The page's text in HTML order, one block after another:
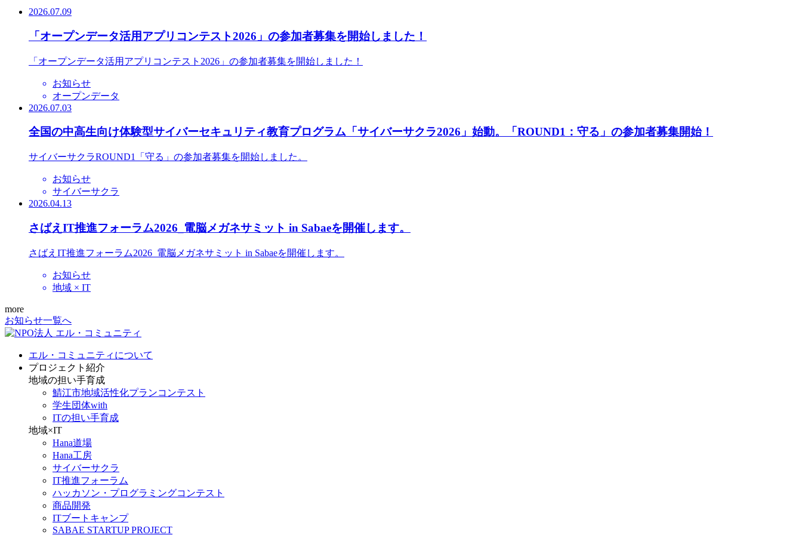
2026.07.09
「オープンデータ活用アプリコンテスト2026」の参加者募集を開始しました！
「オープンデータ活用アプリコンテスト2026」の参加者募集を開始しました！
お知らせ
オープンデータ
2026.07.03
全国の中高生向け体験型サイバーセキュリティ教育プログラム「サイバーサクラ2026」始動。「ROUND1：守る」の参加者募集開始！
サイバーサクラROUND1「守る」の参加者募集を開始しました。
お知らせ
サイバーサクラ
2026.04.13
さばえIT推進フォーラム2026_電脳メガネサミット in Sabaeを開催します。
さばえIT推進フォーラム2026_電脳メガネサミット in Sabaeを開催します。
お知らせ
地域 × IT
more
お知らせ一覧へ
エル・コミュニティについて
プロジェクト紹介
地域の担い手育成
鯖江市地域活性化プランコンテスト
学生団体with
ITの担い手育成
地域×IT
Hana道場
Hana工房
サイバーサクラ
IT推進フォーラム
ハッカソン・プログラミングコンテスト
商品開発
ITブートキャンプ
SABAE STARTUP PROJECT